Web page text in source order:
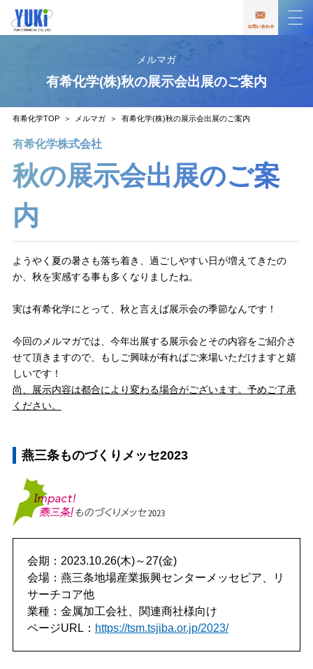
メルマガ
有希化学(株)秋の展示会出展のご案内
有希化学TOP メルマガ 有希化学(株)秋の展示会出展のご案内
有希化学株式会社
秋の展示会出展のご案
内
ようやく夏の暑さも落ち着き、過ごしやすい日が増えてきたの
か、秋を実感する事も多くなりましたね。
実は有希化学にとって、秋と言えば展示会の季節なんです！
今回のメルマガでは、今年出展する展示会とその内容をご紹介さ
せて頂きますので、もしご興味が有ればご来場いただけますと嬉
しいです！
尚、展示内容は都合により変わる場合がございます。予めご了承
ください。
燕三条ものづくりメッセ2023
会期：2023.10.26(木)～27(金)
会場：燕三条地場産業振興センターメッセピア、リ
サーチコア他
業種：金属加工会社、関連商社様向け
ページURL： https://tsm.tsjiba.or.jp/2023/